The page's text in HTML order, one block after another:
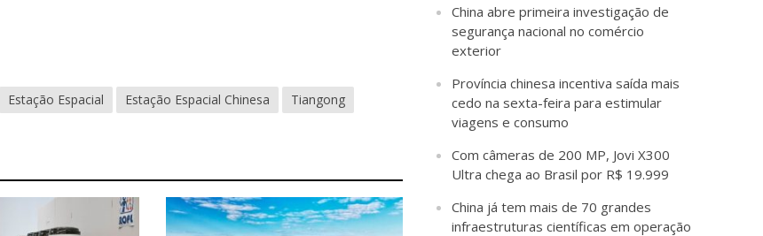
Estação Espacial Estação Espacial Chinesa Tiangong
China abre primeira investigação de
segurança nacional no comércio
exterior
Província chinesa incentiva saída mais
cedo na sexta-feira para estimular
viagens e consumo
Com câmeras de 200 MP, Jovi X300
Ultra chega ao Brasil por R$ 19.999
China já tem mais de 70 grandes
infraestruturas científicas em operação